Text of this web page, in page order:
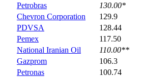
Petrobras
130.00*
Chevron Corporation
129.9
PDVSA
128.44
Pemex
117.50
National Iranian Oil
110.00**
Gazprom
106.3
Petronas
100.74